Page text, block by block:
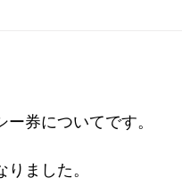
券についてです。
ました。